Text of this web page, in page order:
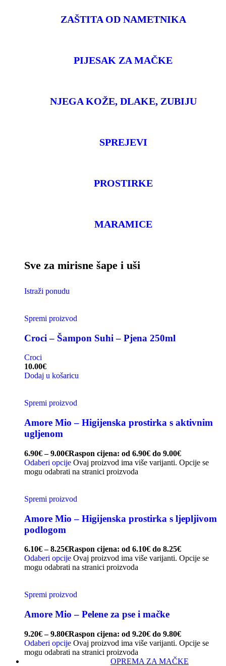
ZAŠTITA OD NAMETNIKA
PIJESAK ZA MAČKE
NJEGA KOŽE, DLAKE, ZUBIJU
SPREJEVI
PROSTIRKE
MARAMICE
Sve za mirisne šape i uši
Istraži ponudu
Spremi proizvod
Croci – Šampon Suhi – Pjena 250ml
Croci
10.00€
Dodaj u košaricu
Spremi proizvod
Amore Mio – Higijenska prostirka s aktivnim
ugljenom
6.90€ – 9.00€Raspon cijena: od 6.90€ do 9.00€
Odaberi opcije Ovaj proizvod ima više varijanti. Opcije se
mogu odabrati na stranici proizvoda
Spremi proizvod
Amore Mio – Higijenska prostirka s ljepljivom
podlogom
6.10€ – 8.25€Raspon cijena: od 6.10€ do 8.25€
Odaberi opcije Ovaj proizvod ima više varijanti. Opcije se
mogu odabrati na stranici proizvoda
Spremi proizvod
Amore Mio – Pelene za pse i mačke
9.20€ – 9.80€Raspon cijena: od 9.20€ do 9.80€
Odaberi opcije Ovaj proizvod ima više varijanti. Opcije se
mogu odabrati na stranici proizvoda
OPREMA ZA MAČKE